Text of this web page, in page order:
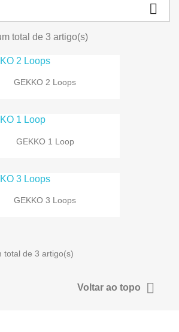

total de 3 artigo(s)
GEKKO 2 Loops
GEKKO 1 Loop
GEKKO 3 Loops
total de 3 artigo(s)
Voltar ao topo 